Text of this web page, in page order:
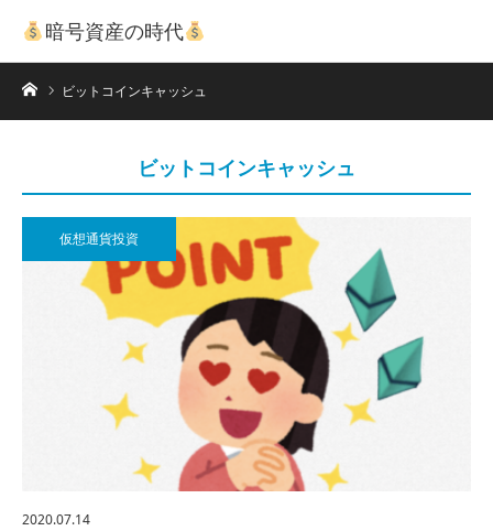
暗号資産の時代
ホームビットコインキャッシュ
ビットコインキャッシュ
仮想通貨投資
2020.07.14